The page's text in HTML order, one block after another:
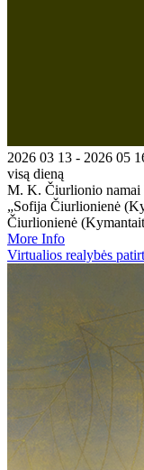
2026 03 13 - 2026 05
visą dieną
M. K. Čiurlionio namai
„Sofija Čiurlionienė
Čiurlionienė
More Info
Virtualios realybės